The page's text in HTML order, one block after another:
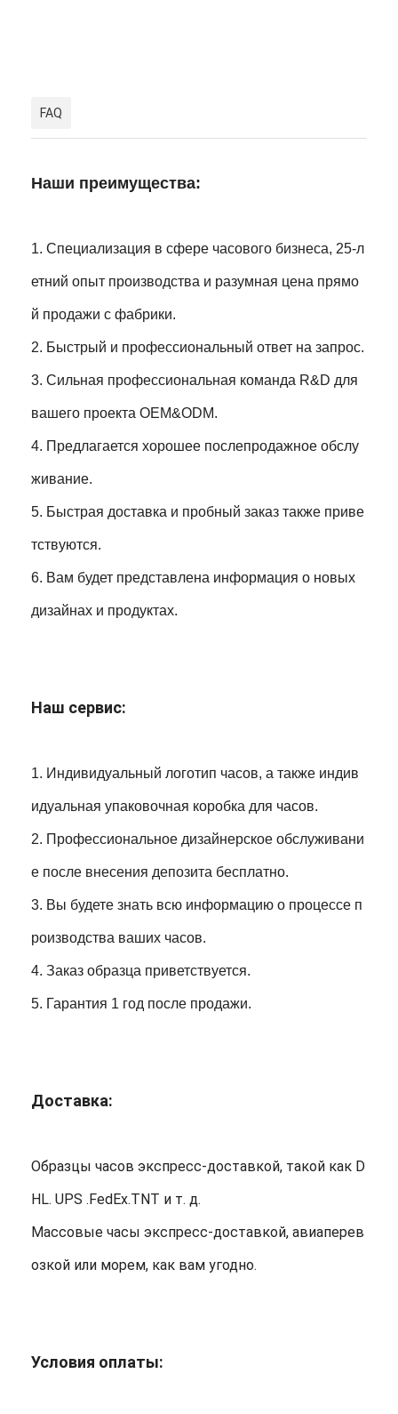
FAQ
Наши преимущества:
1. Специализация в сфере часового бизнеса, 25-л
етний опыт производства и разумная цена прямо
й продажи с фабрики.
2. Быстрый и профессиональный ответ на запрос.
3. Сильная профессиональная команда R&D для
вашего проекта OEM&ODM.
4. Предлагается хорошее послепродажное обслу
живание.
5. Быстрая доставка и пробный заказ также приве
тствуются.
6. Вам будет представлена информация о новых
дизайнах и продуктах.
Наш сервис:
1. Индивидуальный логотип часов, а также индив
идуальная упаковочная коробка для часов.
2. Профессиональное дизайнерское обслуживани
е после внесения депозита бесплатно.
3. Вы будете знать всю информацию о процессе п
роизводства ваших часов.
4. Заказ образца приветствуется.
5. Гарантия 1 год после продажи.
Доставка:
Образцы часов экспресс-доставкой, такой как D
HL. UPS .FedEx.TNT и т. д.
Массовые часы экспресс-доставкой, авиаперев
озкой или морем, как вам угодно.
Условия оплаты: